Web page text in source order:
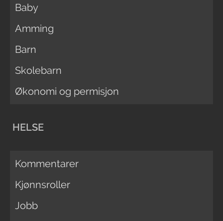
Baby
Amming
Barn
Skolebarn
Økonomi og permisjon
HELSE
Kommentarer
Kjønnsroller
Jobb